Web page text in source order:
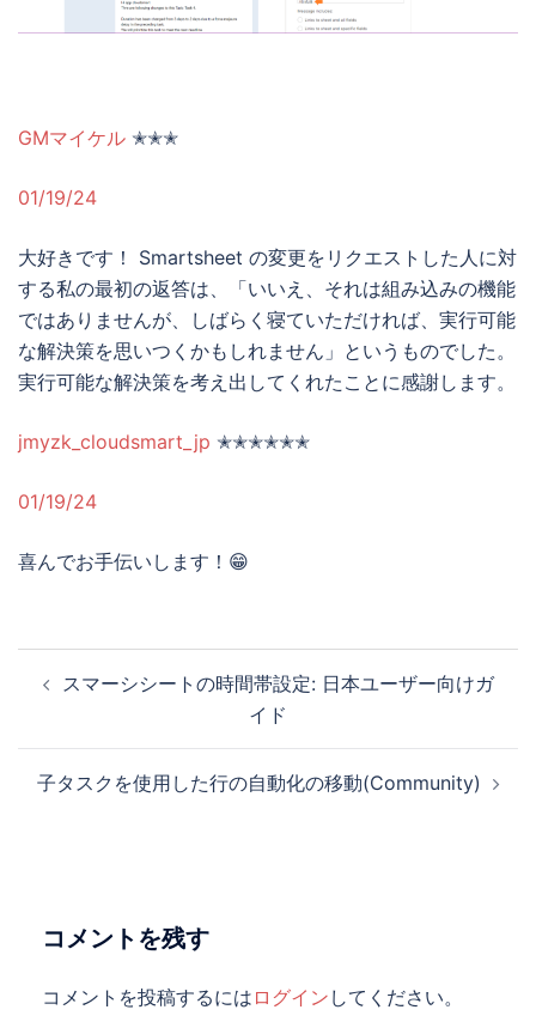
GMマイケル ✭✭✭
01/19/24
大好きです！ Smartsheet の変更をリクエストした人に対
する私の最初の返答は、「いいえ、それは組み込みの機能
ではありませんが、しばらく寝ていただければ、実行可能
な解決策を思いつくかもしれません」というものでした。
実行可能な解決策を考え出してくれたことに感謝します。
jmyzk_cloudsmart_jp ✭✭✭✭✭✭
01/19/24
喜んでお手伝いします！😁
稿
ゲ
ン
スマーシシートの時間帯設定: 日本ユーザー向けガ
イド
子タスクを使用した行の自動化の移動(Community)
コメントを残す
コメントを投稿するには ログイン してください。